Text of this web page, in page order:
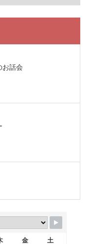
お話会
金 土